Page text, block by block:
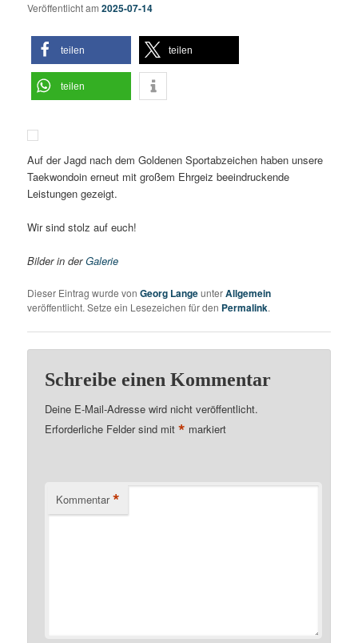
Veröffentlicht am2025-07-14
teilen teilen
teilen
Auf der Jagd nach dem Goldenen Sportabzeichen haben unsere
Taekwondoin erneut mit großem Ehrgeiz beeindruckende
Leistungen gezeigt.
Wir sind stolz auf euch!
Bilder in derGalerie
Dieser Eintrag wurde vonGeorg LangeunterAllgemein
veröffentlicht. Setze ein Lesezeichen für den Permalink.
Schreibe einen Kommentar
Deine E-Mail-Adresse wird nicht veröffentlicht.
Erforderliche Felder sind mit* markiert
Kommentar *